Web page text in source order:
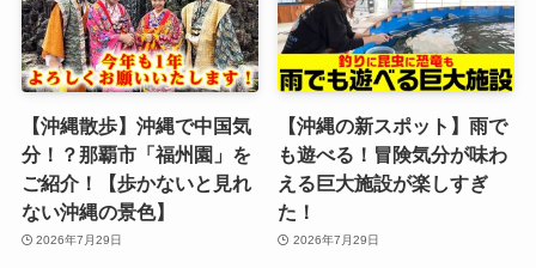
【沖縄散歩】沖縄で中国気
分！？那覇市「福州園」を
ご紹介！【歩かないと見れ
ない沖縄の景色】
2026年7月29日
【沖縄の新スポット】雨で
も遊べる！冒険気分が味わ
える巨大施設が楽しすぎ
た！
2026年7月29日